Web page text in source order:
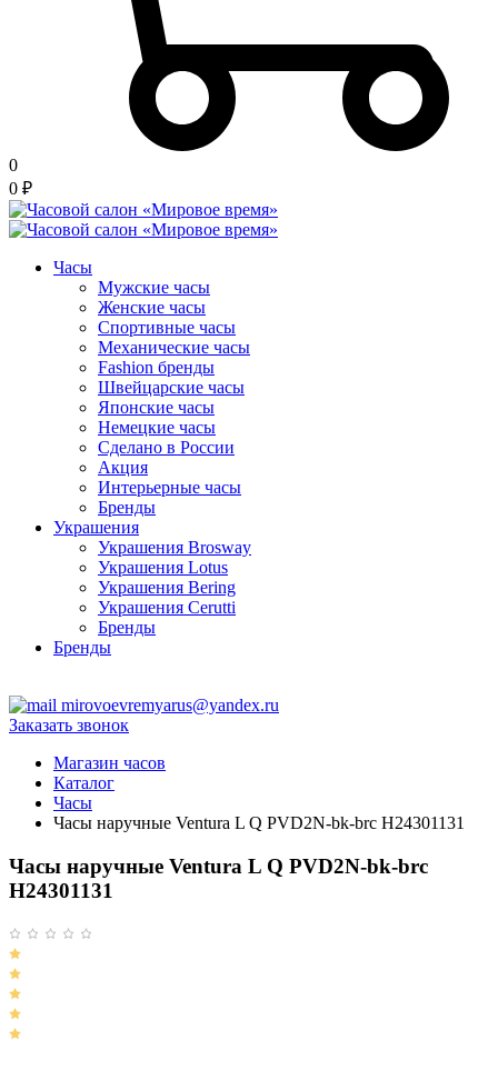
0
0 ₽
Часы
Мужские часы
Женские часы
Спортивные часы
Механические часы
Fashion бренды
Швейцарские часы
Японские часы
Немецкие часы
Сделано в России
Акция
Интерьерные часы
Бренды
Украшения
Украшения Brosway
Украшения Lotus
Украшения Bering
Украшения Cerutti
Бренды
Бренды
mirovoevremyarus@yandex.ru
Заказать звонок
Магазин часов
Каталог
Часы
Часы наручные Ventura L Q PVD2N-bk-brc H24301131
Часы наручные Ventura L Q PVD2N-bk-brc
H24301131